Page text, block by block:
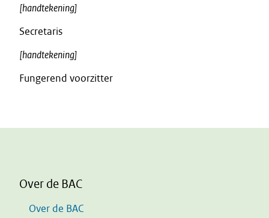
[handtekening]
Secretaris
[handtekening]
Fungerend voorzitter
Over de BAC
Over de BAC